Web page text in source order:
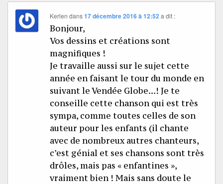
Kerlen dans17 décembre 2016 à 12:52 a dit :
Bonjour,
Vos dessins et créations sont
magnifiques !
Je travaille aussi sur le sujet cette
année en faisant le tour du monde en
suivant le Vendée Globe…! Je te
conseille cette chanson qui est très
sympa, comme toutes celles de son
auteur pour les enfants (il chante
avec de nombreux autres chanteurs,
c’est génial et ses chansons sont très
drôles, mais pas « enfantines »,
vraiment bien ! Mais sans doute le